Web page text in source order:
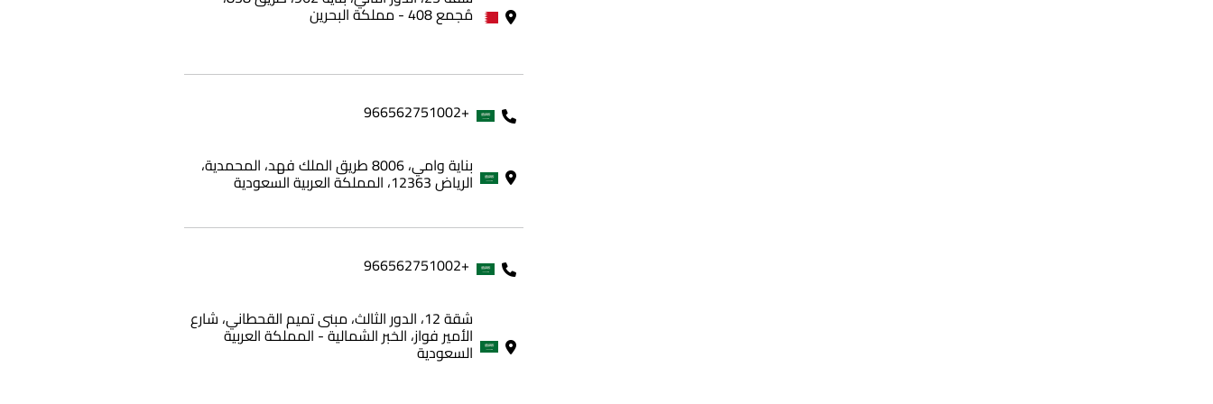
مُجمع 408 - مملكة البحرين
+966562751002
بناية وامي، 8006 طريق الملك فهد، المحمدية،
الرياض 12363، المملكة العربية السعودية
+966562751002
شقة 12، الدور الثالث، مبنى تميم القحطاني، شارع
الأمير فواز، الخبر الشمالية - المملكة العربية
السعودية